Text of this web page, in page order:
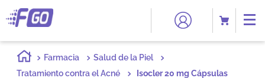
Farmacia
Salud de la Piel
Tratamiento contra el Acné
Isocler 20 mg Cápsulas